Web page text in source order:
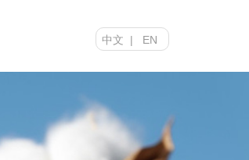
中文 | EN